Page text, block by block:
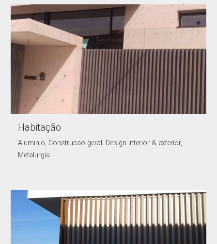
Habitação
Aluminio, Construcao geral, Design interior & exterior,
Metalurgia